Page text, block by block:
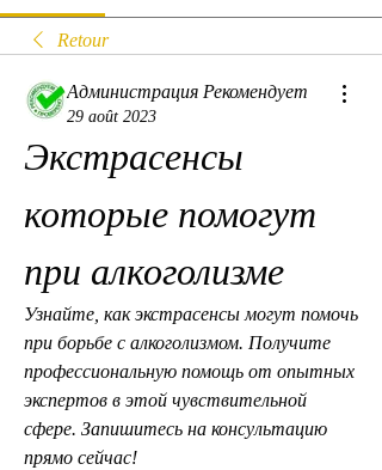
Retour
Администрация Рекомендует
29 août 2023
Экстрасенсы
которые помогут
при алкоголизме
Узнайте, как экстрасенсы могут помочь
при борьбе с алкоголизмом. Получите
профессиональную помощь от опытных
экспертов в этой чувствительной
сфере. Запишитесь на консультацию
прямо сейчас!